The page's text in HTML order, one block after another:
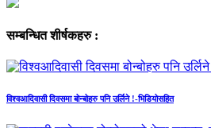
सम्बन्धित शीर्षकहरु :
विश्वआदिवासी दिवसमा बोन्बोहरु पनि उर्लिने !-भिडियोसहित